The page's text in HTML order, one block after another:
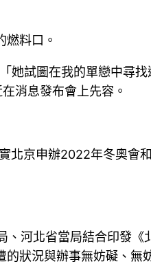
燃料口。
試圖在我的單戀中尋找
消息發布會上先容。
北京申辦2022年冬奧會
、河北省當局結合印發
狀況與辦事無妨礙、無